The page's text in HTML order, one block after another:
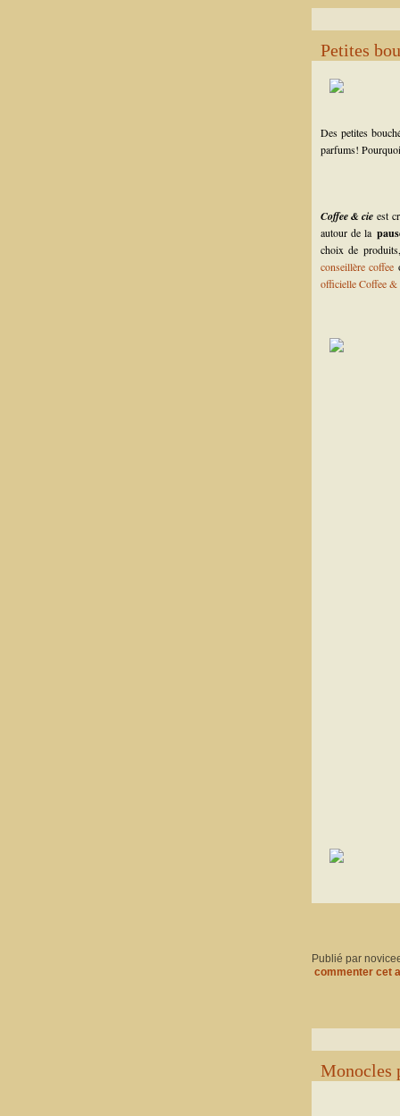
Petites
Des petites
parfums!
Coffee & cie est
autour de la
choix de produits,
conseillère coffee
officielle Coffee &
Publié par
commenter cet
Monocles